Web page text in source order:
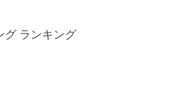
グ ランキング